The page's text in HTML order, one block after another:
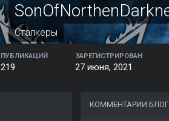
Сталкеры
ПУБЛИКАЦИЙ
219
ЗАРЕГИСТРИРОВАН
27 июня, 2021
КОММЕНТАРИИ